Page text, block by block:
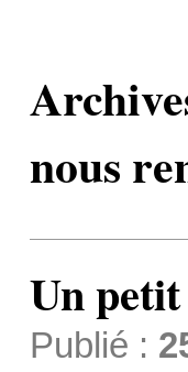
nous
Un
Publié :